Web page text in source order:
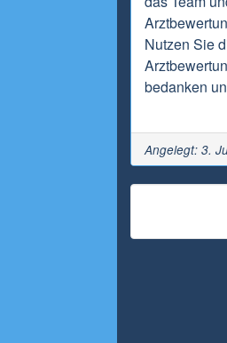
Nutzen Sie
bedanken
Angelegt: 3.